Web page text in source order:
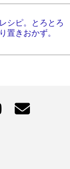
シピ。とろとろ
置きおかず。